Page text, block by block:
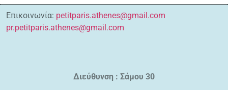
Επικοινωνία: petitparis.athenes@gmail.com
pr.petitparis.athenes@gmail.com
Διεύθυνση : Σάμου 30